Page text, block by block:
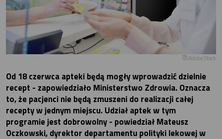
Adobe Stock
Od 18 czerwca apteki będą mogły wprowadzić dzielnie
recept - zapowiedziało Ministerstwo Zdrowia. Oznacza
to, że pacjenci nie będą zmuszeni do realizacji całej
recepty w jednym miejscu. Udział aptek w tym
programie jest dobrowolny - powiedział Mateusz
Oczkowski, dyrektor departamentu polityki lekowej w